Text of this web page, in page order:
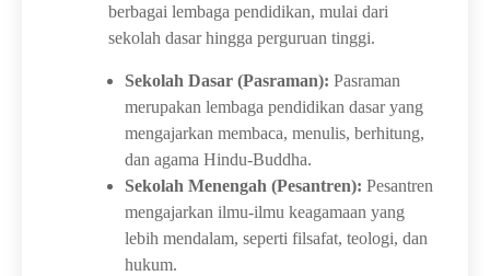
berbagai lembaga pendidikan, mulai dari
sekolah dasar hingga perguruan tinggi.
Sekolah Dasar (Pasraman): Pasraman
merupakan lembaga pendidikan dasar yang
mengajarkan membaca, menulis, berhitung,
dan agama Hindu-Buddha.
Sekolah Menengah (Pesantren): Pesantren
mengajarkan ilmu-ilmu keagamaan yang
lebih mendalam, seperti filsafat, teologi, dan
hukum.